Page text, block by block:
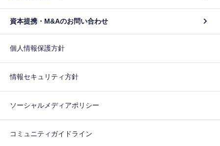
資本提携・M&Aのお問い合わせ
個人情報保護方針
情報セキュリティ方針
ソーシャルメディアポリシー
コミュニティガイドライン